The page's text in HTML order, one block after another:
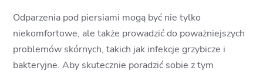
Odparzenia pod piersiami mogą być nie tylko
niekomfortowe, ale także prowadzić do poważniejszych
problemów skórnych, takich jak infekcje grzybicze i
bakteryjne. Aby skutecznie poradzić sobie z tym